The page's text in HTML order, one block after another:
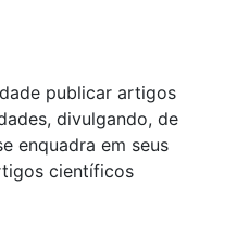
publicar artigos
divulgando, de
enquadra em seus
científicos